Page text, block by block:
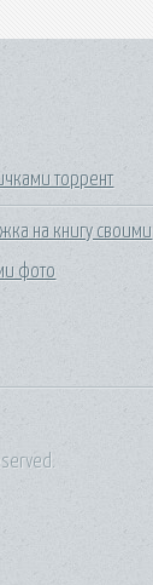
торрент
на книгу своими
фото